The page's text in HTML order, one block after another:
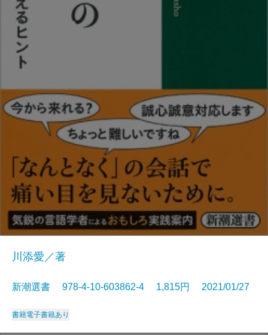
川添愛／著
新潮選書 978-4-10-603862-4 1,815円 2021/01/27
書籍電子書籍あり